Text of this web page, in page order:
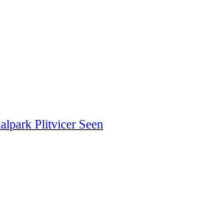
Plitvicer Seen